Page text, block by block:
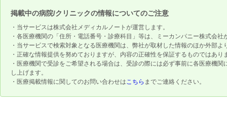
掲載中の病院/クリニックの情報についてのご注意
・当サービスは株式会社メディカルノートが運営します。
・各医療機関の「住所・電話番号・診療科目」等は、ミーカンパニー株式会
・当サービスで検索対象となる医療機関は、弊社が取材した情報のほか外部
・正確な情報提供を努めておりますが、内容の正確性を保証するものではあり
・医療機関で受診をご希望される場合は、受診の際には必ず事前に各医療機
し上げます。
・医療掲載情報に関してのお問い合わせはこちら までご連絡ください。